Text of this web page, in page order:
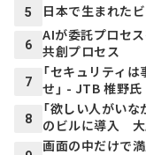
5 日本で生まれた
6
AIが委託プロセ
共創プロセス
7
「セキュリティ
せ」 - JTB 椎野氏
8
「欲しい人がいな
のビルに導入
画面の中だけで